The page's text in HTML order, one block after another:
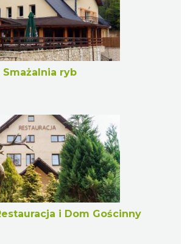
ryb
i Dom Gościnny